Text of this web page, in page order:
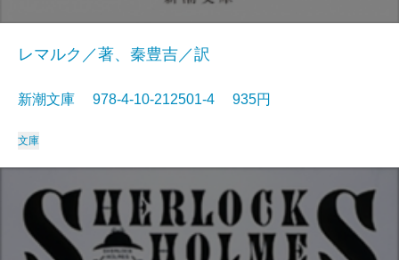
レマルク／著、秦豊吉／訳
新潮文庫 978-4-10-212501-4 935円
文庫